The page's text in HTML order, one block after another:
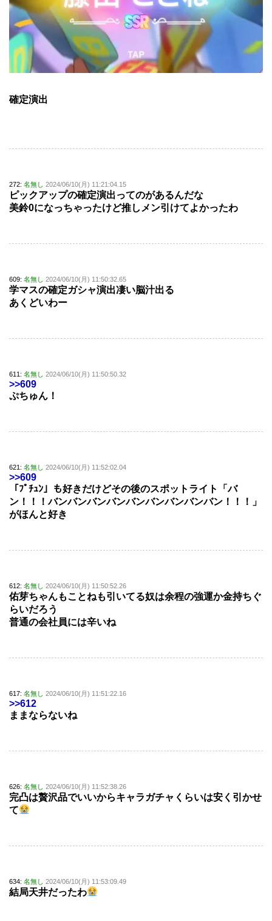
確定演出
272: 名無し 2024/06/10(月) 11:21:04.15
ピックアップの確定演出ってのがあるんだな
美鈴0になっちゃったけど推しメン引けてよかったわ
609: 名無し 2024/06/10(月) 11:50:32.65
学マスの確定ガシャ演出凄い脳汁出る
あくどいわー
611: 名無し 2024/06/10(月) 11:50:50.32
>>609
ぷちゅん！
621: 名無し 2024/06/10(月) 11:52:02.04
>>609
「ﾌﾟﾁｭﾝ」も好きだけどその後のスポットライト「バ
ン！！！バンバンバンバンバンバンバンバンバン！！！」
がほんと好き
612: 名無し 2024/06/10(月) 11:50:52.26
佑芽ちゃんもことねも引いてる奴は余程の強運か金持ちぐ
らいだろう
普通の会社員には辛いね
617: 名無し 2024/06/10(月) 11:51:22.16
>>612
ままならないね
626: 名無し 2024/06/10(月) 11:52:38.26
完凸は贅沢品でいいからキャラガチャくらいは安く引かせ
て
634: 名無し 2024/06/10(月) 11:53:09.49
結局天井だったわ